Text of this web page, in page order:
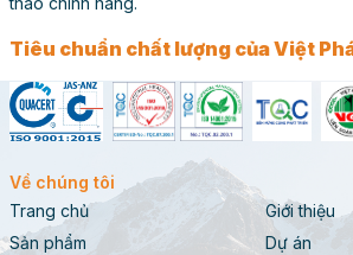
Tiêu chuẩn chất lượng của Việt
Về chúng tôi
Trang chủ
Giới thiệu
Sản phẩm
Dự án